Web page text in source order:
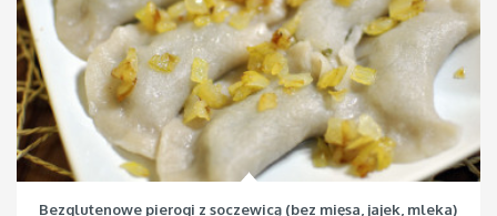
Bezglutenowe pierogi z soczewicą (bez mięsa, jajek, mleka)